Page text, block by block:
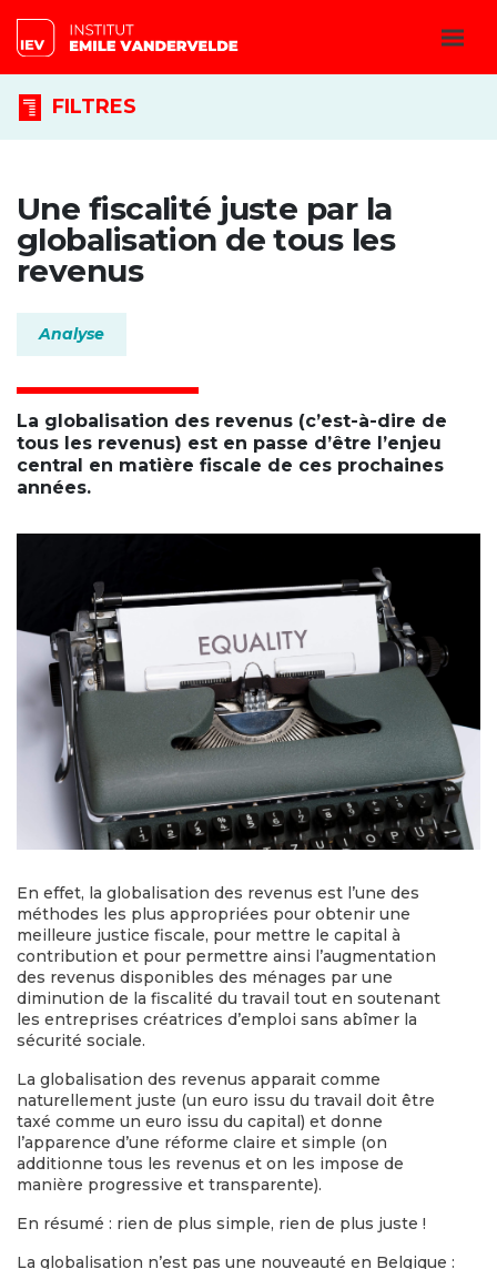
FILTRES
Une fiscalité juste par la
globalisation de tous les
revenus
Analyse
La globalisation des revenus (c’est-à-dire de
tous les revenus) est en passe d’être l’enjeu
central en matière fiscale de ces prochaines
années.
En effet, la globalisation des revenus est l’une des
méthodes les plus appropriées pour obtenir une
meilleure justice fiscale, pour mettre le capital à
contribution et pour permettre ainsi l’augmentation
des revenus disponibles des ménages par une
diminution de la fiscalité du travail tout en soutenant
les entreprises créatrices d’emploi sans abîmer la
sécurité sociale.
La globalisation des revenus apparait comme
naturellement juste (un euro issu du travail doit être
taxé comme un euro issu du capital) et donne
l’apparence d’une réforme claire et simple (on
additionne tous les revenus et on les impose de
manière progressive et transparente).
En résumé : rien de plus simple, rien de plus juste !
La globalisation n’est pas une nouveauté en Belgique :